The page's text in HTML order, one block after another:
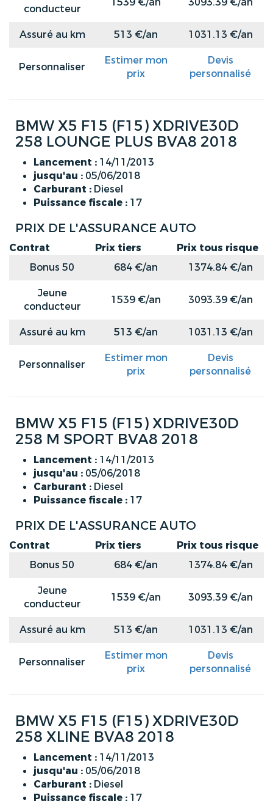
conducteur
Assuré au km 513 €/an 1031.13 €/an
Personnaliser
Estimer mon
prix
Devis
personnalisé
BMW X5 F15 (F15) XDRIVE30D
258 LOUNGE PLUS BVA8 2018
Lancement : 14/11/2013
jusqu'au : 05/06/2018
Carburant : Diesel
Puissance fiscale : 17
PRIX DE L'ASSURANCE AUTO
Contrat Prix tiers
Prix tous risque
Bonus 50
684 €/an
1374.84 €/an
Jeune
conducteur
1539 €/an 3093.39 €/an
Assuré au km 513 €/an 1031.13 €/an
Personnaliser
Estimer mon
prix
Devis
personnalisé
BMW X5 F15 (F15) XDRIVE30D
258 M SPORT BVA8 2018
Lancement : 14/11/2013
jusqu'au : 05/06/2018
Carburant : Diesel
Puissance fiscale : 17
PRIX DE L'ASSURANCE AUTO
Contrat Prix tiers
Prix tous risque
Bonus 50
684 €/an
1374.84 €/an
Jeune
conducteur
1539 €/an 3093.39 €/an
Assuré au km 513 €/an 1031.13 €/an
Personnaliser
Estimer mon
prix
Devis
personnalisé
BMW X5 F15 (F15) XDRIVE30D
258 XLINE BVA8 2018
Lancement : 14/11/2013
jusqu'au : 05/06/2018
Carburant : Diesel
Puissance fiscale : 17